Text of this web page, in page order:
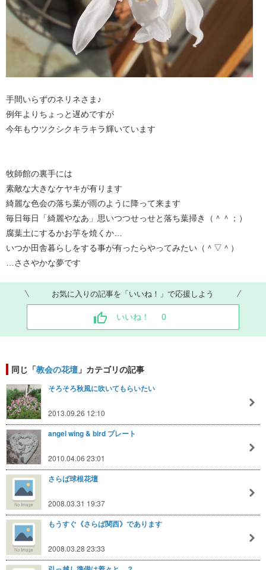
手間いらずのネリネさま♪
例年よりちょっと遅めですが
今年もウツクシクキラキラ輝いています
牧師館の裏手には
素敵な大きなケヤキが有ります
綺麗な色会の落ち葉が雨のように降って来ます
毎日毎日「綺麗やなあ」思いつつせっせと落ち葉掃き（＾＾；）
腐葉土にするかお芋を焼くか…
いつか田舎暮らしをする事が有ったらやってみたい（＾▽＾）
…ささやかな夢です
お気に入りの記事を「いいね！」で応援しよう
いいね！ 0
同じ「教会の花壇 」カテゴリの記事
そろそろ秋風に吹いてもらいたい
2013.09.26 12:10
angel wing & bird プレート
2010.04.06 23:01
さらば球根花壇
2008.03.31 19:37
もうすぐ《さらば関西》であります
2008.03.28 23:33